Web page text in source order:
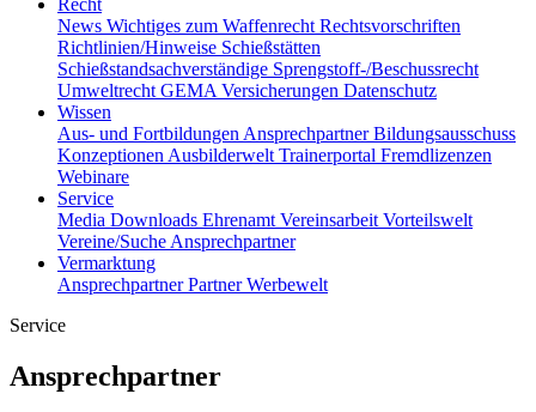
News Wichtiges zum Waffenrecht Rechtsvorschriften
Richtlinien/Hinweise Schießstätten
Schießstandsachverständige Sprengstoff-/Beschussrecht
Umweltrecht GEMA Versicherungen Datenschutz
Wissen
Aus- und Fortbildungen AnsprechpartnerBildungsausschuss
Konzeptionen Ausbilderwelt Trainerportal Fremdlizenzen
Webinare
Service
Media Downloads Ehrenamt Vereinsarbeit Vorteilswelt
Vereine/Suche Ansprechpartner
Vermarktung
AnsprechpartnerPartnerWerbewelt
Service
Ansprechpartner